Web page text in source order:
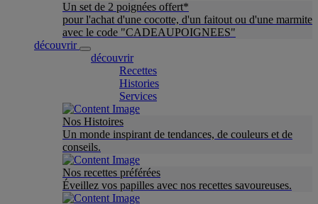
Un set de 2 poignées offert*
pour l'achat d'une cocotte, d'un faitout ou d'une marmite
avec le code "CADEAUPOIGNEES"
découvrir
découvrir
Recettes
Histories
Services
Nos Histoires
Un monde inspirant de tendances, de couleurs et de
conseils.
Nos recettes préférées
Éveillez vos papilles avec nos recettes savoureuses.